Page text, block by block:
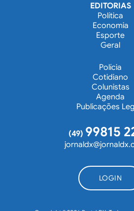
EDITORIAS
Política
Economia
Esporte
Geral
Polícia
Cotidiano
Colunistas
Agenda
Publicações
(49) 99815
LOGIN